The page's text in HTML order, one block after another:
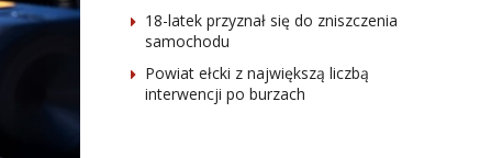
18-latek przyznał się do zniszczenia
samochodu
Powiat ełcki z największą liczbą
interwencji po burzach